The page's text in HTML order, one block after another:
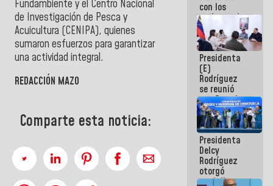
Fundambiente y el Centro Nacional
de Investigación de Pesca y
Acuicultura (CENIPA), quienes
sumaron esfuerzos para garantizar
una actividad integral.
REDACCIÓN MAZO
Comparte esta noticia:
con los
trabajos de
mantenimiento
e inspección
en la Línea 2
Presidenta
(E)
Rodríguez
se reunió
con Estado
Mayor
Eléctrico
para
abordar
planes de
acción
Presidenta
Delcy
Rodríguez
otorgó
medalla